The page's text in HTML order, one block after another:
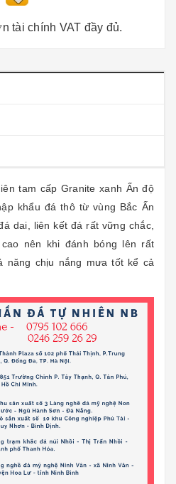
tài chính VAT đầy đủ.
tam cấp Granite xanh Ấn độ
khẩu đá thô từ vùng Bắc Ấn
dai, liên kết đá rất vững chắc,
nên khi đánh bóng lên rất
năng chịu nắng mưa tốt kể cả